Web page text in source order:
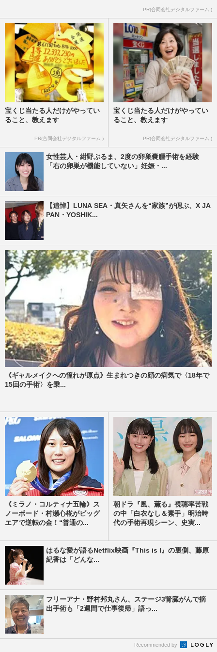
PR(合同会社デジタルファーム )
宝くじ当たる人だけがやってい
ること、教えます
PR(合同会社デジタルファーム )
宝くじ当たる人だけがやってい
ること、教えます
PR(合同会社デジタルファーム )
女性芸人・紺野ぶるま、2度の卵巣嚢腫手術を経験
「右の卵巣が機能していない」妊娠・...
【追悼】LUNA SEA・真矢さんを“家族”が偲ぶ、X JA
PAN・YOSHIK...
《ギャルメイクへの憧れが原点》生まれつきの顔の病気で〈18年で
15回の手術〉を乗...
《ミラノ・コルティナ五輪》ス
ノーボード・村瀬心椛がビッグ
エアで逆転の金！“普通の...
朝ドラ『風、薫る』視聴率苦戦
の中「白衣なし＆素手」明治時
代の手術再現シーン、史実...
はるな愛が語るNetflix映画『This is I』の裏側、藤原
紀香は「どんな...
フリーアナ・野村邦丸さん、ステージ3腎臓がんで摘
出手術も「2週間で仕事復帰」語っ...
Recommended by